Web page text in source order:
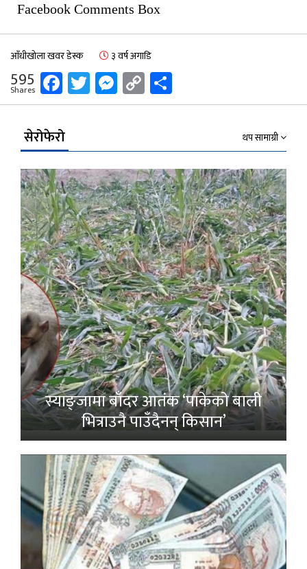
Facebook Comments Box
आँधीखोला खवर डेस्क ३ वर्ष अगाडि
595
Shares Facebook
Twitter
Messenger
Copy
Link
सेरोफेरो थप सामाग्री
स्याङ्जामा बाँदर आतंक ‘पाकेको बाली
भित्राउनै पाउँदैनन् किसान’